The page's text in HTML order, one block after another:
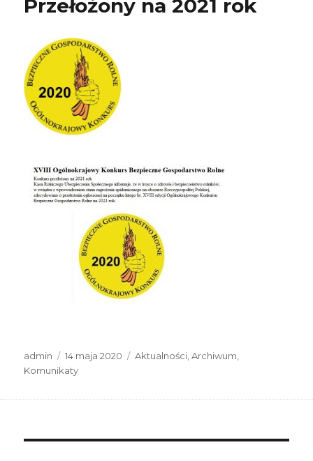
Przełożony na 2021 rok
Autor
admin
Data
publikacji
14 maja 2020 Kategorie
Aktualności ,Archiwum
Komunikaty